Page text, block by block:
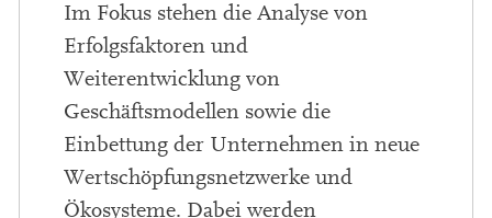
Im Fokus stehen die Analyse von
Erfolgsfaktoren und
Weiterentwicklung von
Geschäftsmodellen sowie die
Einbettung der Unternehmen in neue
Wertschöpfungsnetzwerke und
Ökosysteme. Dabei werden